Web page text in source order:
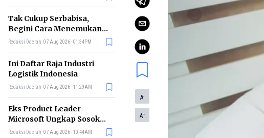
Tak Cukup Serbabisa,
Begini Cara Menemukan
'Spike' agar CV Dilirik HR
Redaksi Daerah 07 Aug 2026 - 01:34PM
Ini Daftar Raja Industri
Logistik Indonesia
Redaksi Daerah 07 Aug 2026 - 11:29AM
Eks Product Leader
Microsoft Ungkap Sosok
yang Paling Cocok
Redaksi Daerah 07 Aug 2026 - 10:44AM
A-
A+